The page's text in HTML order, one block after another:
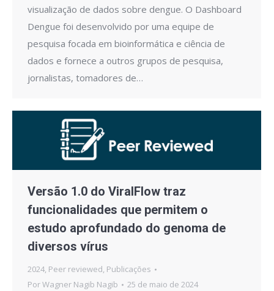
visualização de dados sobre dengue. O Dashboard
Dengue foi desenvolvido por uma equipe de
pesquisa focada em bioinformática e ciência de
dados e fornece a outros grupos de pesquisa,
jornalistas, tomadores de…
Versão 1.0 do ViralFlow traz
funcionalidades que permitem o
estudo aprofundado do genoma de
diversos vírus
2024, Peer reviewed, Publicações
PorWagner Nagib Nagib 25 de maio de 2024